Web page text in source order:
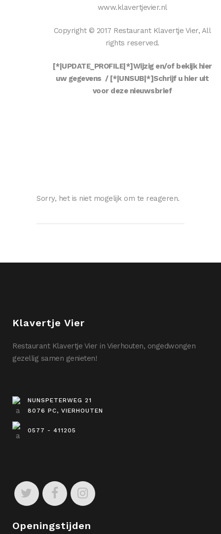
www.klavertjevier.nl
Copyright © 2017 Restaurant Klavertje Vier, All
rights reserved.
[*|UPDATE_PROFILE|*]Wijzig en/of bekijk hier
uw gegevens / [*|UNSUB|*]Schrijf u hier uit
voor deze nieuwsbrief
Sorry, het is niet mogelijk om te reageren.
Klavertje Vier
Restaurant Klavertje Vier in Vierhouten, ongedwongen
gezellig samen genieten!
NUNSPETERWEG 21
8076 PC, VIERHOUTEN
0577 - 411205
Openingstijden